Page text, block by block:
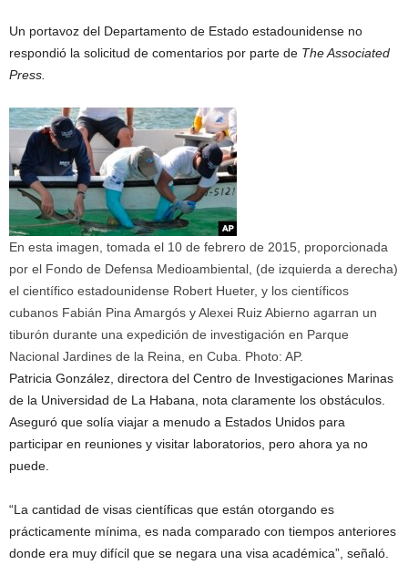
Un portavoz del Departamento de Estado estadounidense no
respondió la solicitud de comentarios por parte de The Associated
Press.
En esta imagen, tomada el 10 de febrero de 2015, proporcionada
por el Fondo de Defensa Medioambiental, (de izquierda a derecha)
el científico estadounidense Robert Hueter, y los científicos
cubanos Fabián Pina Amargós y Alexei Ruiz Abierno agarran un
tiburón durante una expedición de investigación en Parque
Nacional Jardines de la Reina, en Cuba. Photo: AP.
​Patricia González, directora del Centro de Investigaciones Marinas
de la Universidad de La Habana, nota claramente los obstáculos.
Aseguró que solía viajar a menudo a Estados Unidos para
participar en reuniones y visitar laboratorios, pero ahora ya no
puede.
“La cantidad de visas científicas que están otorgando es
prácticamente mínima, es nada comparado con tiempos anteriores
donde era muy difícil que se negara una visa académica”, señaló.